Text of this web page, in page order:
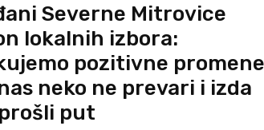
Severne Mitrovice
lokalnih izbora:
pozitivne
neko ne prevari i izda
put